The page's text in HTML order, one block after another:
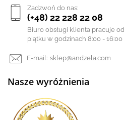
Zadzwoń do nas:
(+48) 22 228 22 08
Biuro obsługi klienta pracuje
piątku w godzinach 8:00 - 16:00
E-mail: sklep@andzela.com
Nasze wyróżnienia